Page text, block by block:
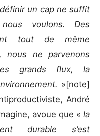
un cap ne suffit
voulons. Des
tout de même
nous ne parvenons
grands flux, la
»[note]
André
avoue que « la
durable s’est